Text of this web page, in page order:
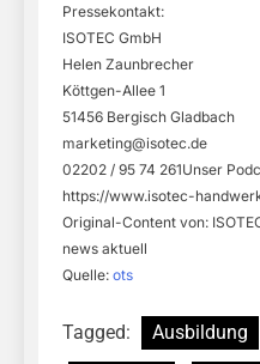
Pressekontakt:
ISOTEC GmbH
Helen Zaunbrecher
Köttgen-Allee 1
51456 Bergisch Gladbach
marketing@isotec.de
02202 / 95 74 261Unser
https://www.isotec-
Original-Content von:
news aktuell
Quelle: ots
Tagged: Ausbildung